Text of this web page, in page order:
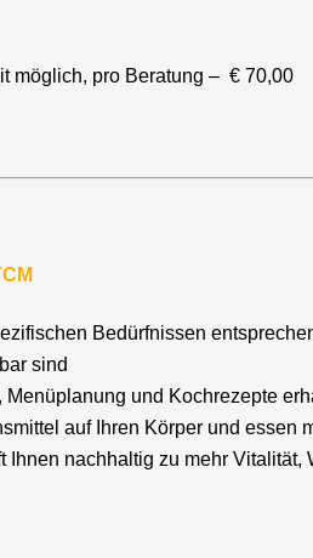
möglich, pro Beratung – € 70,00
Bedürfnissen
sind
und Kochrezepte
auf Ihren Körper und essen
nachhaltig zu mehr